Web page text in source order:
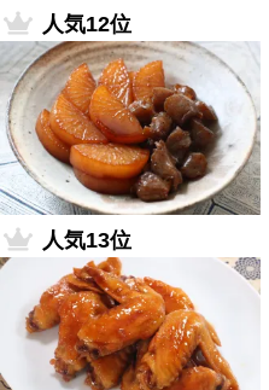
人気12位
人気13位